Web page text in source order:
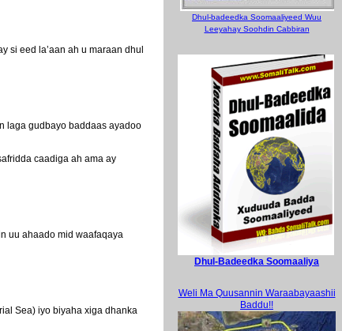
si eed la’aan ah u maraan dhul
laga gudbayo baddaas ayadoo
caadiga ah ama ay
uu ahaado mid waafaqaya
Sea) iyo biyaha xiga dhanka
Dhul-badeedka Soomaaliyeed Wuu
Leeyahay Soohdin Cabbiran
Dhul-Badeedka Soomaaliya
Weli Ma Quusannin Waraabayaashii
Baddu!!